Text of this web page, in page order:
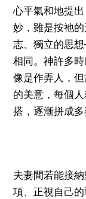
心平氣和地提
妙，雖是按祂
志、獨立的思
相同。神許多
像是作弄人，
的美意，每個
搭，逐漸拼成多
夫妻間若能接
項、正視自己